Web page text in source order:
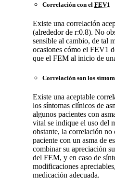
Correlación con el FEV1
Existe una correlación
(alrededor de r:0.8). No
sensible al cambio, de tal
ocasiones cómo el FEV1
que el FEM al inicio de
Correlación son los
Existe una aceptable
los síntomas clínicos de
algunos pacientes con
vital se indique el uso del
obstante, la correlación
paciente con un asma de
combinar su apreciación
del FEM, y en caso de
modificaciones
medicación adecuada.